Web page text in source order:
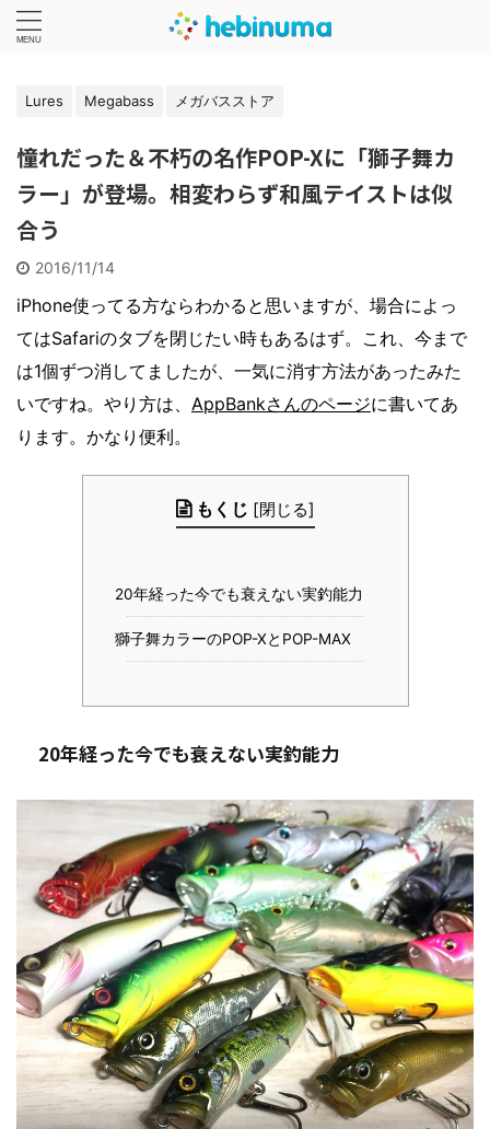
Lures Megabass メガバスストア
憧れだった＆不朽の名作POP-Xに「獅子舞カ
ラー」が登場。相変わらず和風テイストは似
合う
2016/11/14
iPhone使ってる方ならわかると思いますが、場合によっ
てはSafariのタブを閉じたい時もあるはず。これ、今まで
は1個ずつ消してましたが、一気に消す方法があったみた
いですね。やり方は、 AppBankさんのページに書いてあ
ります。かなり便利。
もくじ [閉じる]
20年経った今でも衰えない実釣能力
獅子舞カラーのPOP-XとPOP-MAX
20年経った今でも衰えない実釣能力